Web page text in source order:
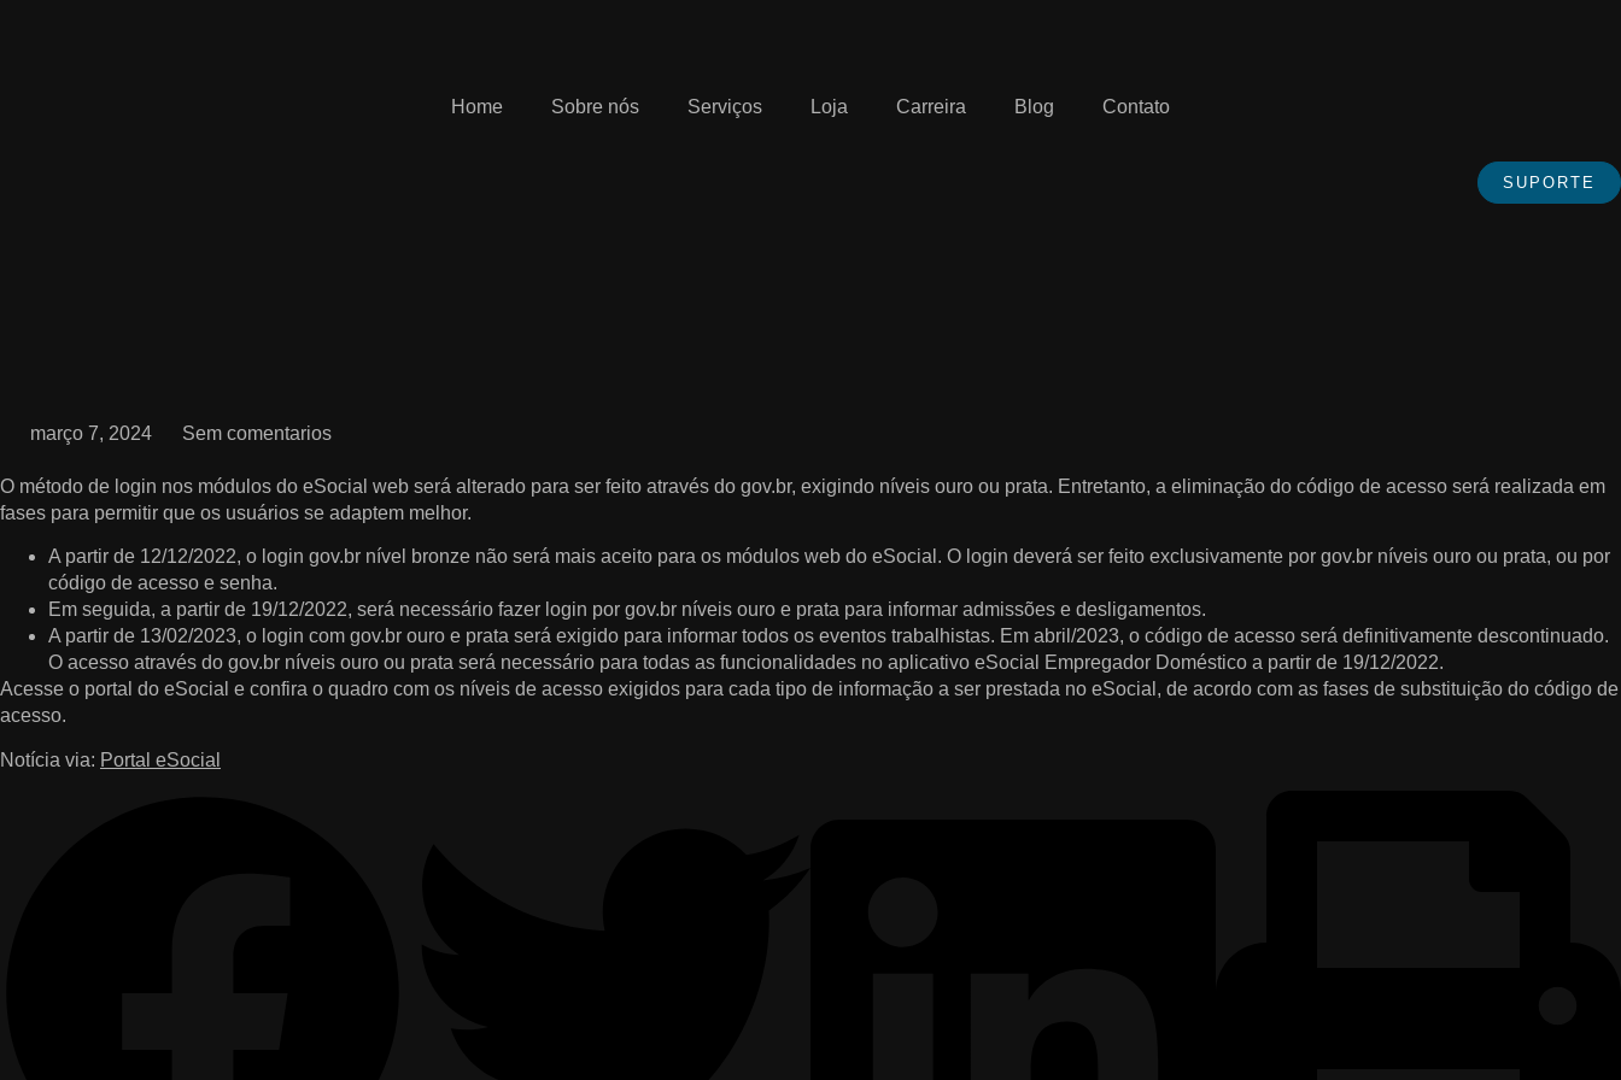
Home Sobre nós Serviços Loja Carreira Blog Contato
SUPORTE
março 7, 2024 Sem comentarios
O método de login nos módulos do eSocial web será alterado para ser feito através do gov.br, exigindo níveis ouro ou prata. Entretanto, a eliminação do código de acesso será realizada em
fases para permitir que os usuários se adaptem melhor.
A partir de 12/12/2022, o login gov.br nível bronze não será mais aceito para os módulos web do eSocial. O login deverá ser feito exclusivamente por gov.br níveis ouro ou prata, ou por
código de acesso e senha.
Em seguida, a partir de 19/12/2022, será necessário fazer login por gov.br níveis ouro e prata para informar admissões e desligamentos.
A partir de 13/02/2023, o login com gov.br ouro e prata será exigido para informar todos os eventos trabalhistas. Em abril/2023, o código de acesso será definitivamente descontinuado.
O acesso através do gov.br níveis ouro ou prata será necessário para todas as funcionalidades no aplicativo eSocial Empregador Doméstico a partir de 19/12/2022.
Acesse o portal do eSocial e confira o quadro com os níveis de acesso exigidos para cada tipo de informação a ser prestada no eSocial, de acordo com as fases de substituição do código de
acesso.
Notícia via: Portal eSocial